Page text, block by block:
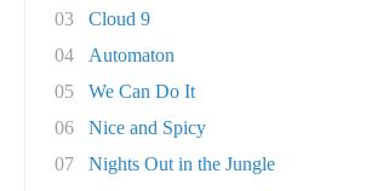
03
Cloud 9
04
Automaton
05
We Can Do It
06
Nice and Spicy
07
Nights Out in the Jungle